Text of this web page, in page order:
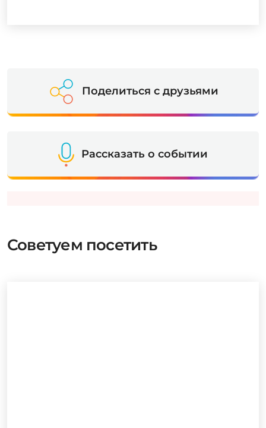
Поделиться с друзьями
Рассказать о событии
Советуем посетить